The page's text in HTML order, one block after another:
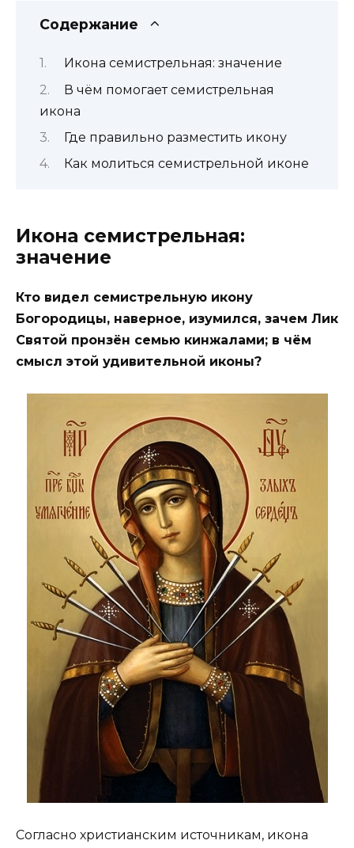
Содержание
Икона семистрельная: значение
В чём помогает семистрельная
икона
Где правильно разместить икону
Как молиться семистрельной иконе
Икона семистрельная:
значение
Кто видел семистрельную икону
Богородицы, наверное, изумился, зачем Лик
Святой пронзён семью кинжалами; в чём
смысл этой удивительной иконы?
Согласно христианским источникам, икона